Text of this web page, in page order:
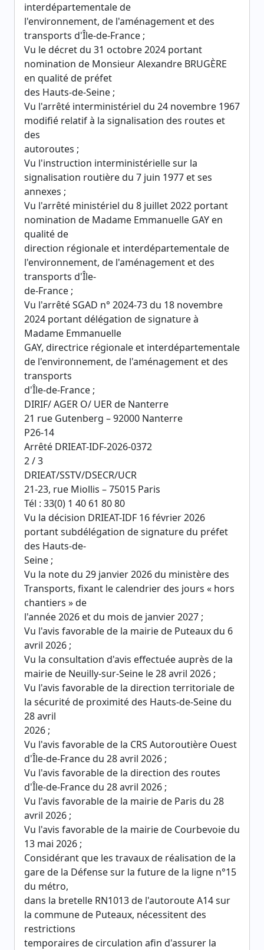
interdépartementale de
l'environnement, de l'aménagement et des
transports d'Île-de-France ;
Vu le décret du 31 octobre 2024 portant
nomination de Monsieur Alexandre BRUGÈRE
en qualité de préfet
des Hauts-de-Seine ;
Vu l'arrêté interministériel du 24 novembre 1967
modifié relatif à la signalisation des routes et
des
autoroutes ;
Vu l'instruction interministérielle sur la
signalisation routière du 7 juin 1977 et ses
annexes ;
Vu l'arrêté ministériel du 8 juillet 2022 portant
nomination de Madame Emmanuelle GAY en
qualité de
direction régionale et interdépartementale de
l'environnement, de l'aménagement et des
transports d'Île-
de-France ;
Vu l'arrêté SGAD n° 2024-73 du 18 novembre
2024 portant délégation de signature à
Madame Emmanuelle
GAY, directrice régionale et interdépartementale
de l'environnement, de l'aménagement et des
transports
d'Île-de-France ;
DIRIF/ AGER O/ UER de Nanterre
21 rue Gutenberg – 92000 Nanterre
P26-14
Arrêté DRIEAT-IDF-2026-0372
2 / 3
DRIEAT/SSTV/DSECR/UCR
21-23, rue Miollis – 75015 Paris
Tél : 33(0) 1 40 61 80 80
Vu la décision DRIEAT-IDF 16 février 2026
portant subdélégation de signature du préfet
des Hauts-de-
Seine ;
Vu la note du 29 janvier 2026 du ministère des
Transports, fixant le calendrier des jours « hors
chantiers » de
l'année 2026 et du mois de janvier 2027 ;
Vu l'avis favorable de la mairie de Puteaux du 6
avril 2026 ;
Vu la consultation d'avis effectuée auprès de la
mairie de Neuilly-sur-Seine le 28 avril 2026 ;
Vu l'avis favorable de la direction territoriale de
la sécurité de proximité des Hauts-de-Seine du
28 avril
2026 ;
Vu l'avis favorable de la CRS Autoroutière Ouest
d'Île-de-France du 28 avril 2026 ;
Vu l'avis favorable de la direction des routes
d'Île-de-France du 28 avril 2026 ;
Vu l'avis favorable de la mairie de Paris du 28
avril 2026 ;
Vu l'avis favorable de la mairie de Courbevoie du
13 mai 2026 ;
Considérant que les travaux de réalisation de la
gare de la Défense sur la future de la ligne n°15
du métro,
dans la bretelle RN1013 de l'autoroute A14 sur
la commune de Puteaux, nécessitent des
restrictions
temporaires de circulation afin d'assurer la